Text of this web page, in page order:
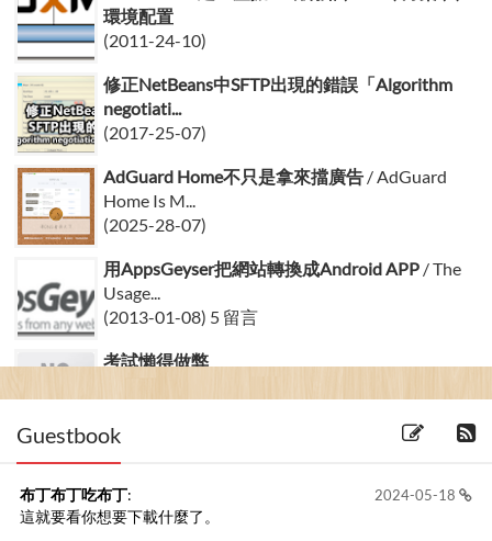
環境配置
(2011-24-10)
修正NetBeans中SFTP出現的錯誤「Algorithm
negotiati...
(2017-25-07)
AdGuard Home不只是拿來擋廣告 / AdGuard
Home Is M...
(2025-28-07)
用AppsGeyser把網站轉換成Android APP / The
Usage...
(2013-01-08) 5 留言
考試懶得做弊
Guestbook
2024-05-18
布丁布丁吃布丁:
這就要看你想要下載什麼了。